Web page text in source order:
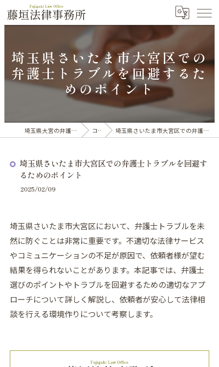
埼玉県さいたま市大宮区での
弁護士トラブルを回避するた
めのポイント
埼玉県大宮の弁護士なら藤垣法律事務所 コラム 埼玉県さいたま市大宮区での弁護士トラブルを回避するためのポイント
埼玉県さいたま市大宮区での弁護士トラブルを回避す
るためのポイント
2025/02/09
埼玉県さいたま市大宮区において、弁護士トラブルを未
然に防ぐことは非常に重要です。不適切な法律サービス
やコミュニケーションの不足が原因で、依頼者様が望む
結果を得られないことがあります。本記事では、弁護士
選びのポイントやトラブルを回避するための適切なアプ
ローチについて詳しく解説し、依頼者が安心して法律相
談を行える環境作りについて考察します。